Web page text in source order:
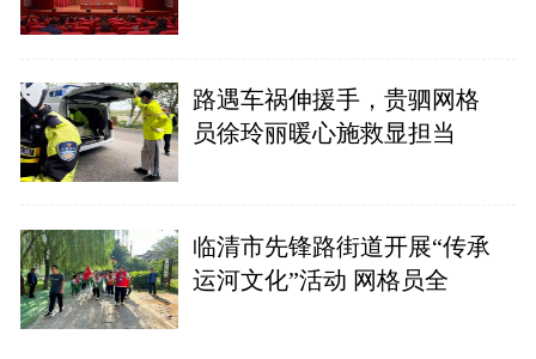
路遇车祸伸援手，贵驷网格
员徐玲丽暖心施救显担当
临清市先锋路街道开展“传承
运河文化”活动 网格员全